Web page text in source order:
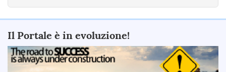
Il Portale è in evoluzione!